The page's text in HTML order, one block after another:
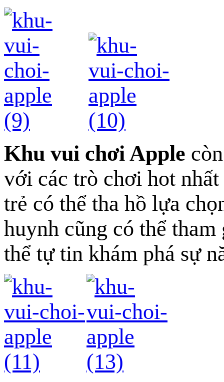
Khu vui chơi Apple
với các trò chơi hot
trẻ có thể tha hồ lựa
huynh cũng có thể
thể tự tin khám phá sự